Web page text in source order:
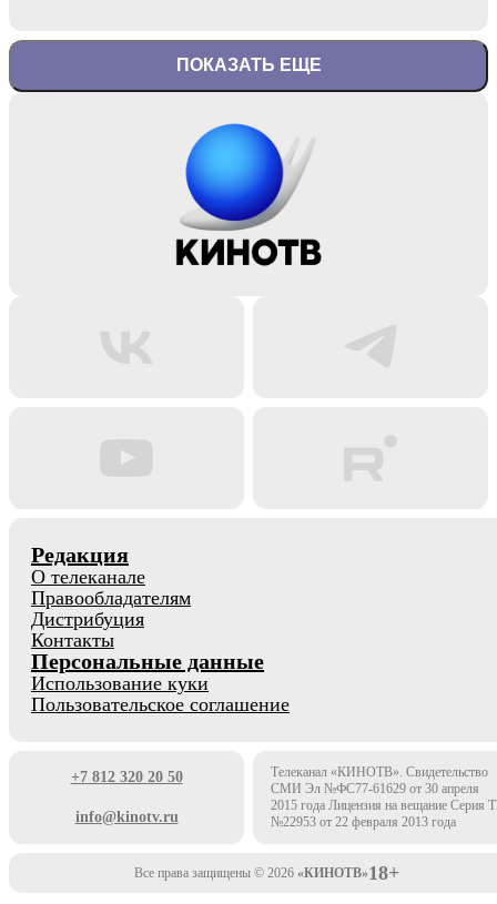
ПОКАЗАТЬ ЕЩЕ
Редакция
О телеканале
Правообладателям
Дистрибуция
Контакты
Персональные данные
Использование куки
Пользовательское соглашение
+7 812 320 20 50
info@kinotv.ru
Телеканал «КИНОТВ». Свидетельство
СМИ Эл №ФС77-61629 от 30 апреля
2015 года Лицензия на вещание Серия
№22953 от 22 февраля 2013 года
Все права защищены © 2026 «КИНОТВ»18+